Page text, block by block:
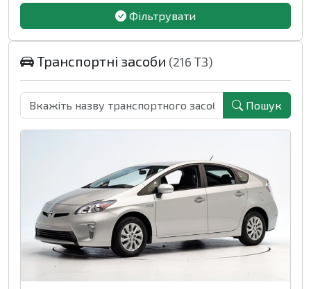
Фільтрувати
Транспортні засоби (216 ТЗ)
Пошук